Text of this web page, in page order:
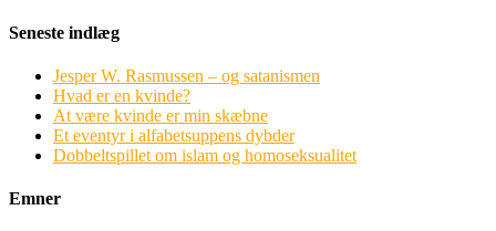
Seneste indlæg
Jesper W. Rasmussen – og satanismen
Hvad er en kvinde?
At være kvinde er min skæbne
Et eventyr i alfabetsuppens dybder
Dobbeltspillet om islam og homoseksualitet
Emner